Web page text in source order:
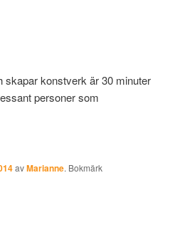
skapar konstverk är 30 minuter
personer som
avMarianne. Bokmärk